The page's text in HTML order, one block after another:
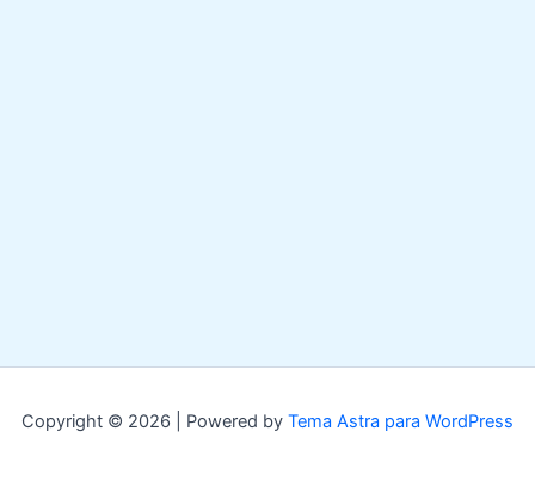
Copyright © 2026 | Powered by Tema Astra para WordPress